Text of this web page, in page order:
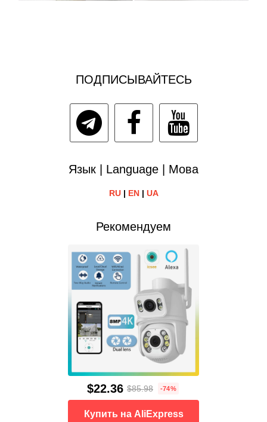
ПОДПИСЫВАЙТЕСЬ
Язык | Language | Мова
RU| EN| UA
Рекомендуем
$22.36 $85.98 -74%
Купить на AliExpress